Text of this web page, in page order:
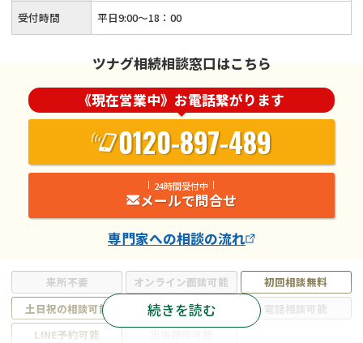
来所不要 オンライン面談可能
初回相談無料
土日祝の相談可能
19時以降電話可能
電話相談可能
LINE予約可能
続きを読む
受付時間 平日9:00〜18：00
ツナグ相続相談窓口はこちら
《現在営業中》お電話繋がります
0120-897-489
24時間受付中
メールで問合せ
専門家への相談の流れ